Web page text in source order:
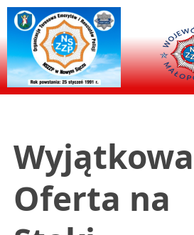
Wyjątkowa
Oferta na